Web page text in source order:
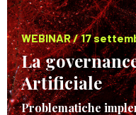
WEBINAR / 17
La
Artificiale
Problematiche